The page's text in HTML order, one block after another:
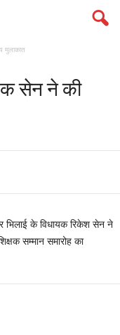
मुलाकात
सेन ने की
भिलाई के विधायक रिकेश सेन ने
सम्मान समारोह का